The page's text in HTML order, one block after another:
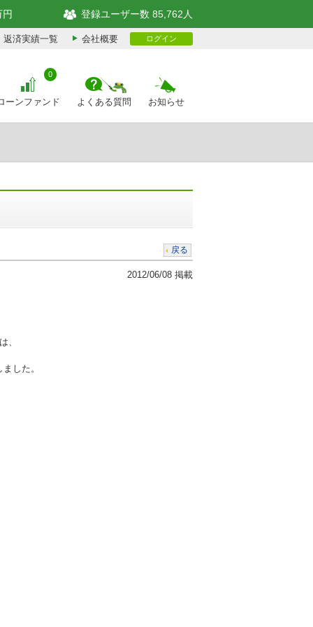
円 登録ユーザー数 85,762人
返済実績一覧 会社概要 ログイン
ーンファンド
0
よくある質問 お知らせ
戻る
2012/06/08 掲載
、
した。